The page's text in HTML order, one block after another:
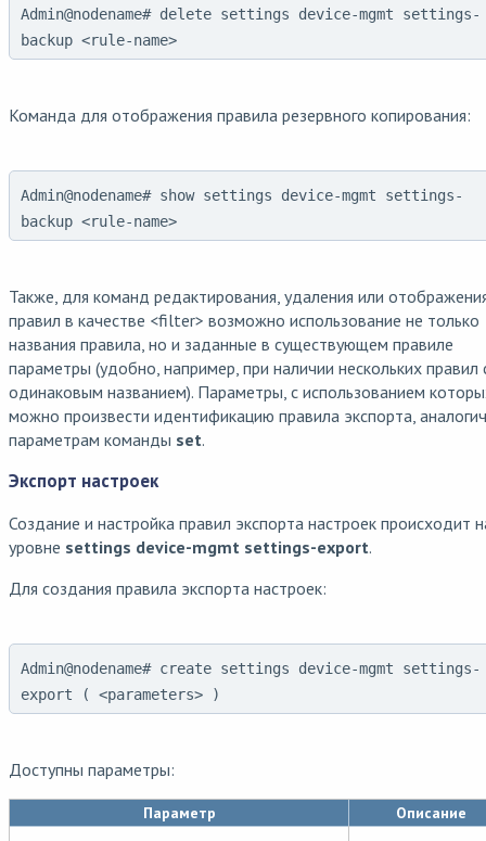
Admin@nodename# delete settings device-mgmt settings-
backup <rule-name>
Команда для отображения правила резервного копирования:
Admin@nodename# show settings device-mgmt settings-
backup <rule-name>
Также, для команд редактирования, удаления или
правил в качестве <filter> возможно использование не только
названия правила, но и заданные в существующем правиле
параметры (удобно, например, при наличии нескольких правил
одинаковым названием). Параметры, с использованием
можно произвести идентификацию правила экспорта,
параметрам команды set.
Экспорт настроек
Создание и настройка правил экспорта настроек происходит
уровне settings device-mgmt settings-export.
Для создания правила экспорта настроек:
Admin@nodename# create settings device-mgmt settings-
export ( <parameters> )
Доступны параметры:
Параметр Описание